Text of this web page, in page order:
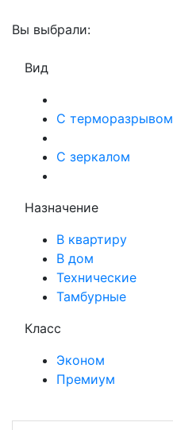
Вы выбрали:
Вид
С терморазрывом
С зеркалом
Назначение
В квартиру
В дом
Технические
Тамбурные
Класс
Эконом
Премиум